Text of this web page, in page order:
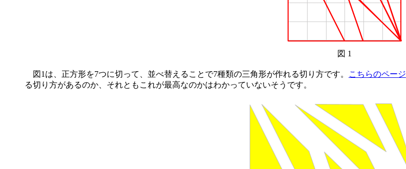
図 1
図1は、正方形を7つに切って、並べ替えることで7種類の三角形が作れる切り方です。 こちらのページ
る切り方があるのか、それともこれが最高なのかはわかっていないそうです。